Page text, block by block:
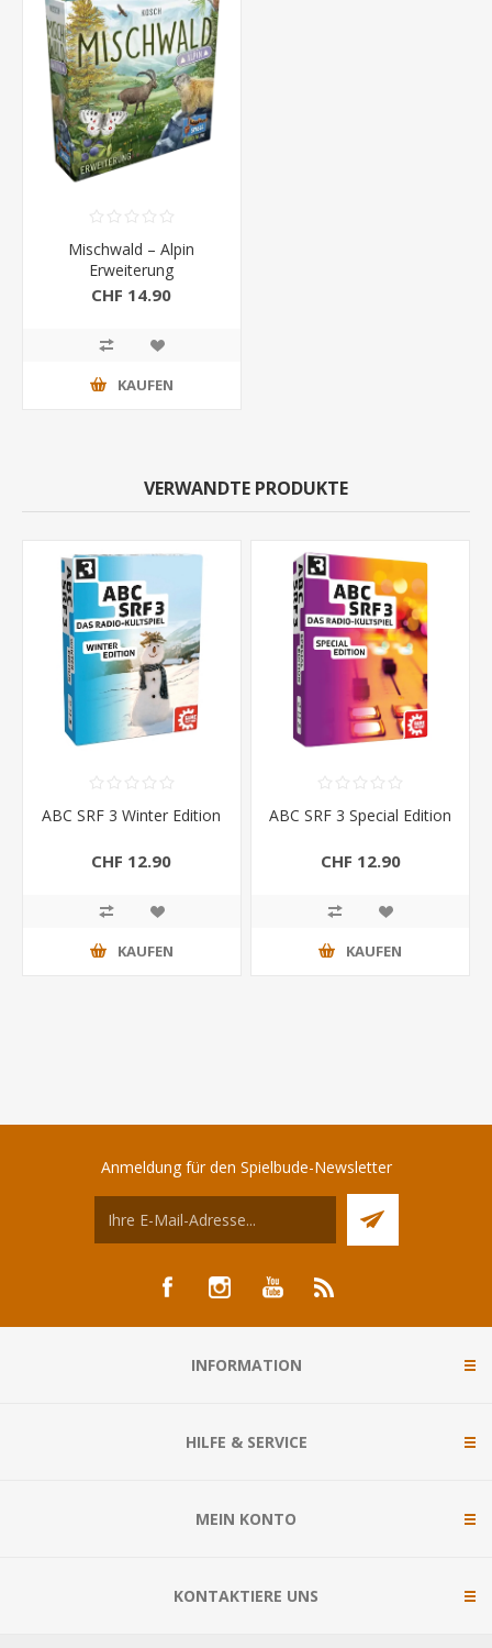
Mischwald – Alpin
Erweiterung
CHF 14.90
KAUFEN
VERWANDTE PRODUKTE
ABC SRF 3 Winter Edition
CHF 12.90
KAUFEN
ABC SRF 3 Special Edition
CHF 12.90
KAUFEN
Anmeldung für den Spielbude-Newsletter
INFORMATION
HILFE & SERVICE
MEIN KONTO
KONTAKTIERE UNS